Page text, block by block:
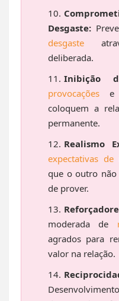
Desgaste:
desgaste
deliberada.
Inibição
provocações e
coloquem a
permanente.
Realismo
expectativas de
que o outro não
de prover.
moderada de
agrados para
valor na relação.